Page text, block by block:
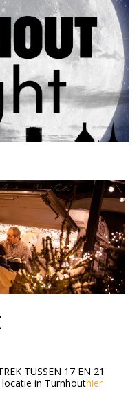
TUSSEN 17 EN 21
in Turnhouthier